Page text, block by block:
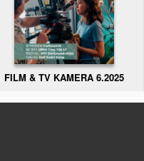
FILM & TV KAMERA 6.2025